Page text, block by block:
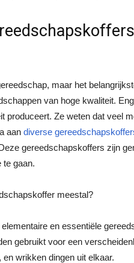
maar het
van hoge kwaliteit.
produceert. Ze weten dat veel
aan diverse
gereedschapskoffers zijn
te gaan.
meestal?
en essentiële
gebruikt voor een
wrikken dingen uit elkaar.